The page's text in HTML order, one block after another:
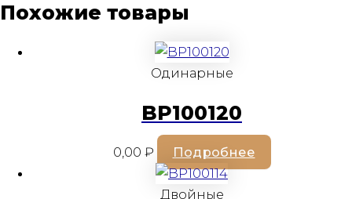
Похожие товары
Одинарные
BP100120
0,00 ₽ Подробнее
Двойные